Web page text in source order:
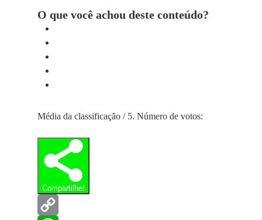
O que você achou deste conteúdo?
Média da classificação / 5. Número de votos:
Compartilhe!